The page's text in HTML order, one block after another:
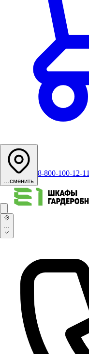
...сменить
8-800-100-12-11
...